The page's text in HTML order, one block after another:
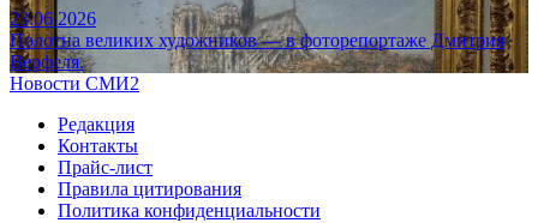
23.06.2026
Полотна великих художников — в фоторепортаже Дмитрия
Верфеля.
Новости СМИ2
Редакция
Контакты
Прайс-лист
Правила цитирования
Политика конфиденциальности